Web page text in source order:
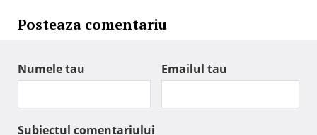
Posteaza comentariu
Numele tau Emailul tau
Subiectul comentariului